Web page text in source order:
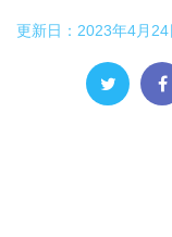
更新日： 2023年4月24